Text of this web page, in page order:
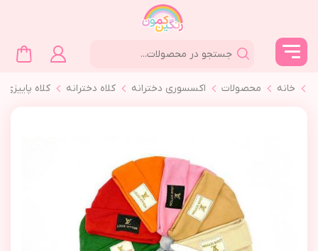
خانه محصولات اکسسوری دخترانه کلاه دخترانه كلاه پاييزي